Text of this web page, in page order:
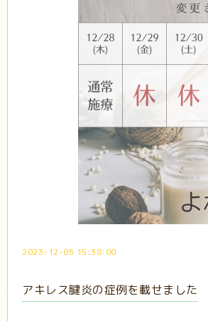
2023-12-05 15:38:00
アキレス腱炎の症例を載せました